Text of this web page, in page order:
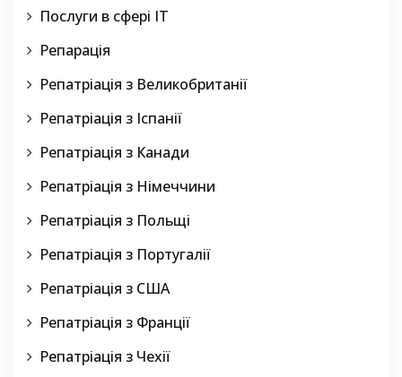
Послуги в сфері IT
Репарація
Репатріація з Великобританії
Репатріація з Іспанії
Репатріація з Канади
Репатріація з Німеччини
Репатріація з Польщі
Репатріація з Португалії
Репатріація з США
Репатріація з Франції
Репатріація з Чехії